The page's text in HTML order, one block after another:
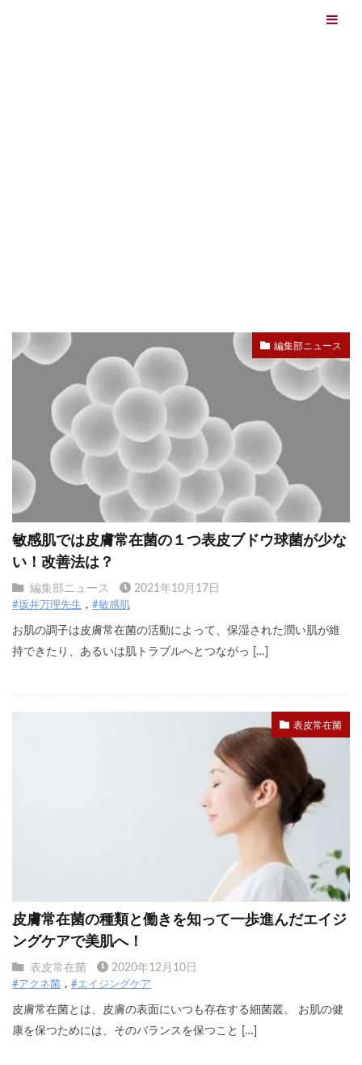
編集部ニュース
敏感肌では皮膚常在菌の１つ表皮ブドウ球菌が少な
い！改善法は？
編集部ニュース 2021年10月17日
#坂井万理先生 #敏感肌
お肌の調子は皮膚常在菌の活動によって、保湿された潤い肌が維
持できたり、あるいは肌トラブルへとつながっ […]
表皮常在菌
皮膚常在菌の種類と働きを知って一歩進んだエイジ
ングケアで美肌へ！
表皮常在菌 2020年12月10日
#アクネ菌 #エイジングケア
皮膚常在菌とは、皮膚の表面にいつも存在する細菌叢。 お肌の健
康を保つためには、そのバランスを保つこと […]